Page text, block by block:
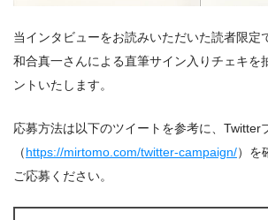
当インタビューをお読みいただいた読者限定
和合真一さんによる直筆サイン入りチェキを
ントいたします。
応募方法は以下のツイートを参考に、Twitter
（https://mirtomo.com/twitter-campaign/）を
ご応募ください。